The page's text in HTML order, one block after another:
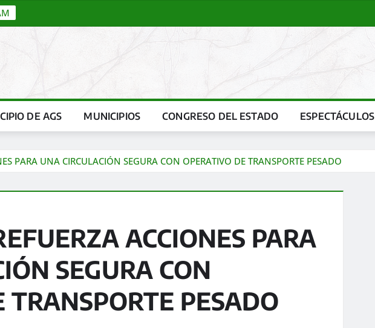
DE AGS MUNICIPIOS CONGRESO DEL ESTADO ESPECTÁCULOS
PARA UNA CIRCULACIÓN SEGURA CON OPERATIVO DE TRANSPORTE PESADO
ACCIONES PARA
SEGURA CON
TRANSPORTE PESADO